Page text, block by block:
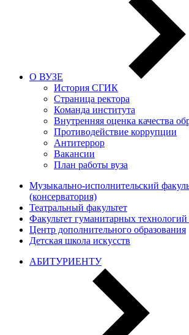
О ВУЗЕ
История СГИК
Страница ректора
Команда института
Внутренняя оценка качества
Противодействие коррупции
Антитеррор
Вакансии
План работы вуза
Музыкально-исполнительский
(консерватория)
Театральный факультет
Факультет гуманитарных технологий
Центр дополнительного образования
Детская школа искусств
АБИТУРИЕНТУ